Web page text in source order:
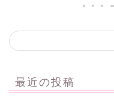
最近の投稿